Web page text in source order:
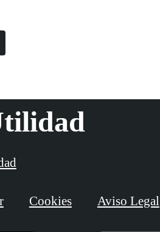
Cookies Aviso Legal